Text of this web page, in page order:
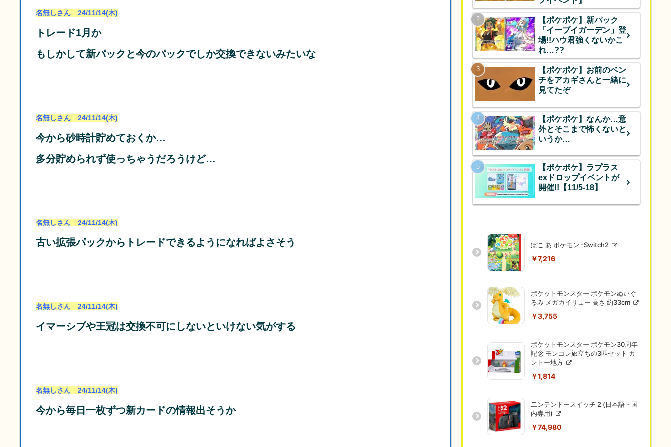
名無しさん 24/11/14(木)
トレード1月か
もしかして新パックと今のパックでしか交換できないみたいな
名無しさん 24/11/14(木)
今から砂時計貯めておくか…
多分貯められず使っちゃうだろうけど…
名無しさん 24/11/14(木)
古い拡張パックからトレードできるようになればよさそう
名無しさん 24/11/14(木)
イマーシブや王冠は交換不可にしないといけない気がする
名無しさん 24/11/14(木)
今から毎日一枚ずつ新カードの情報出そうか
【ポケポケ】新パック
「イーブイガーデン」登
場!!ハウ君強くないかこ
れ…??
【ポケポケ】お前のベン
チをアカギさんと一緒に
見てたぞ
【ポケポケ】なんか…意
外とそこまで怖くないと
いうか…
【ポケポケ】ラプラス
exドロップイベントが
開催!!【11/5-18】
ぽこ あ ポケモン -Switch2
￥7,216
ポケットモンスター ポケモンぬいぐ
るみ メガカイリュー 高さ 約33cm
￥3,755
ポケットモンスター ポケモン30周年
記念 モンコレ旅立ちの3匹セット カ
ントー地方
￥1,814
二ンテンドースイッチ 2 (日本語・国
内専用)
￥74,980